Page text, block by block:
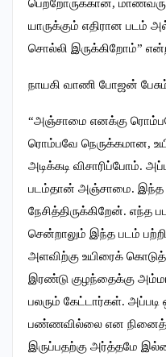
பெற்றோருக்கான,
யாருக்கும் எதிரான படம்
சொல்லி இருக்கிறோம்”
நாயகி வாணி போஜன்
“அஞ்சாமை எனக்கு
ரொம்பவே நெருக்கமான,
அடிக்கடி விசாரிப்போம்.
படம்தான் அஞ்சாமை.
நேசித்திருக்கிறேன். எந்த
சென்றாலும் இந்த படம்
அளவிற்கு உயிரைக்
இரண்டு குழந்தைக்கு
பலரும் கேட்டார்கள்.
பண்ணவில்லை என
இருப்பதற்கு அர்த்தமே